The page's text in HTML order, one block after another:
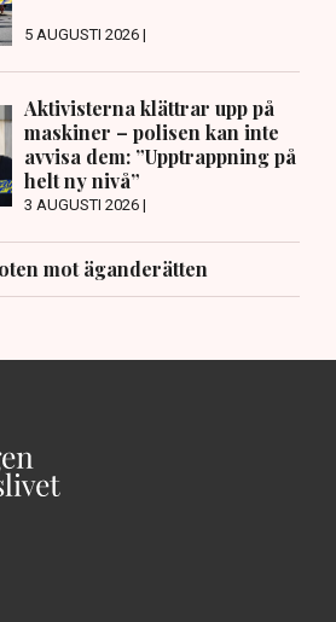
5 AUGUSTI 2026 |
Aktivisterna klättrar upp på
maskiner – polisen kan inte
avvisa dem: ”Upptrappning på
helt ny nivå”
3 AUGUSTI 2026 |
mot äganderätten